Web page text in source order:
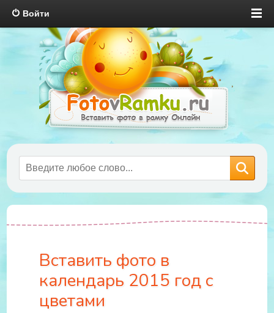
Войти
Вставить фото в
календарь 2015 год с
цветами